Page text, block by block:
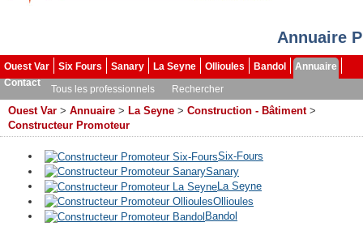
Annuaire
Ouest Var Six Fours Sanary La Seyne Ollioules Bandol
Annuaire
Contact
Tous les professionnels Rechercher
Ouest Var > Annuaire > La Seyne > Construction - Bâtiment >
Constructeur Promoteur
Six-Fours
Sanary
La Seyne
Ollioules
Bandol